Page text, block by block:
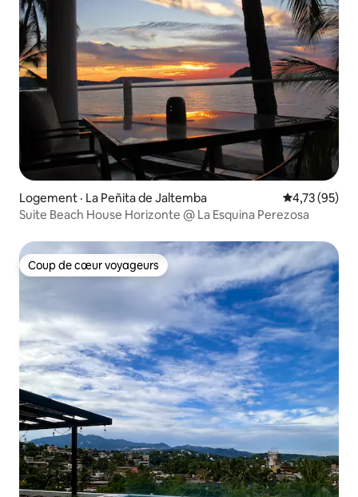
Logement · La Peñita de Jaltemba Note
4,73 (95)
Suite Beach House Horizonte @ La Esquina Perezosa
Coup de cœur voyageurs
Coup de cœur voyageurs